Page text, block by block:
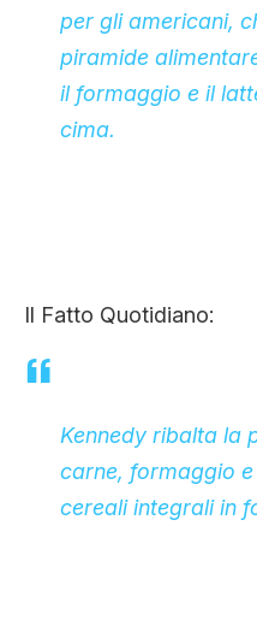
per gli americani,
piramide
il formaggio e il
cima.
Il Fatto Quotidiano:
Kennedy ribalta la
carne, formaggio
cereali integrali in